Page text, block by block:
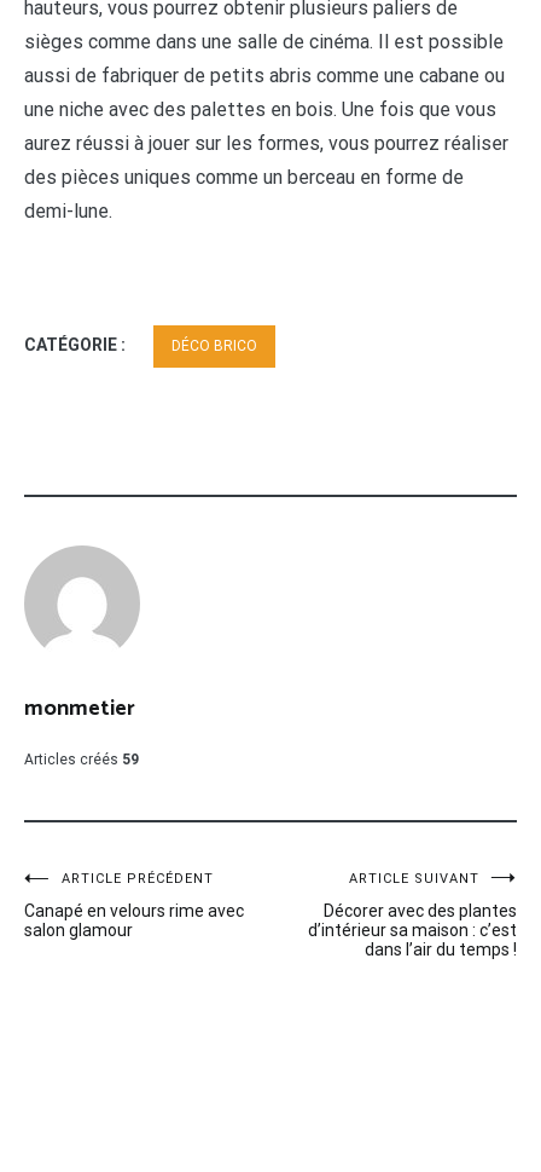
hauteurs, vous pourrez obtenir plusieurs paliers de
sièges comme dans une salle de cinéma. Il est possible
aussi de fabriquer de petits abris comme une cabane ou
une niche avec des palettes en bois. Une fois que vous
aurez réussi à jouer sur les formes, vous pourrez réaliser
des pièces uniques comme un berceau en forme de
demi-lune.
CATÉGORIE : DÉCO BRICO
monmetier
Articles créés 59
Navigation
de
ARTICLE PRÉCÉDENT
Canapé en velours rime avec
salon glamour
ARTICLE SUIVANT
Décorer avec des plantes
d’intérieur sa maison : c’est
dans l’air du temps !